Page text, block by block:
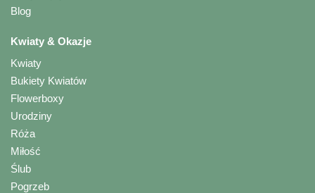
Blog
Kwiaty & Okazje
Kwiaty
Bukiety Kwiatów
Flowerboxy
Urodziny
Róża
Miłość
Ślub
Pogrzeb